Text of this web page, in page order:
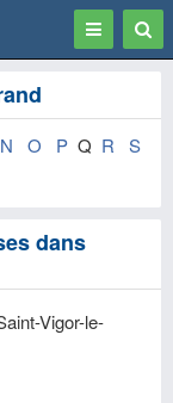
Toggle
N O P Q R
S
dans
Vigor-le-